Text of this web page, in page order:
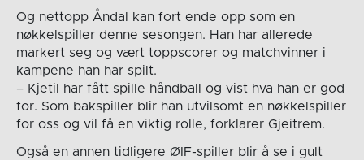
Og nettopp Åndal kan fort ende opp som en
nøkkelspiller denne sesongen. Han har allerede
markert seg og vært toppscorer og matchvinner i
kampene han har spilt.
– Kjetil har fått spille håndball og vist hva han er god
for. Som bakspiller blir han utvilsomt en nøkkelspiller
for oss og vil få en viktig rolle, forklarer Gjeitrem.
Også en annen tidligere ØIF-spiller blir å se i gult